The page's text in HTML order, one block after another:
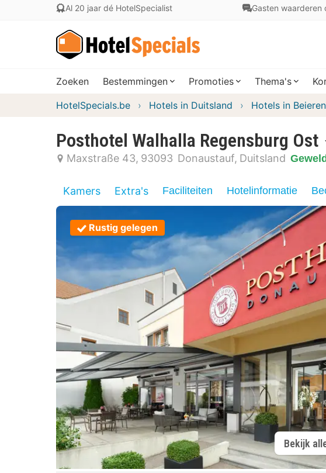
Al 20 jaar dé HotelSpecialist Gasten waarderen
Zoeken Bestemmingen Promoties Thema's
HotelSpecials.be Hotels in Duitsland Hotels in Beieren
Posthotel Walhalla Regensburg Ost
Maxstraße 43 93093 Donaustauf Duitsland
Kamers Extra's Faciliteiten Hotelinformatie
Rustig gelegen
Bekijk